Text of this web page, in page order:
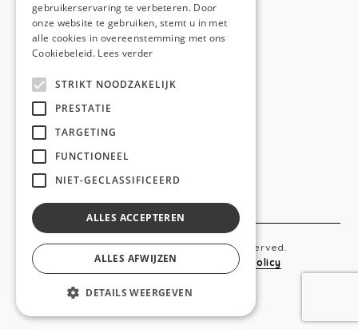
NAVIGATION
Home
Diensten
Realisaties
Copyright © 2019 Anso. All rights reserved.
Sitemap-Privacy Policy Cookie Policy
webdesigned by
gebruikerservaring te verbeteren. Door
onze website te gebruiken, stemt u in met
alle cookies in overeenstemming met ons
Cookiebeleid. Lees verder
STRIKT NOODZAKELIJK
PRESTATIE
TARGETING
FUNCTIONEEL
NIET-GECLASSIFICEERD
ALLES ACCEPTEREN
ALLES AFWIJZEN
DETAILS WEERGEVEN